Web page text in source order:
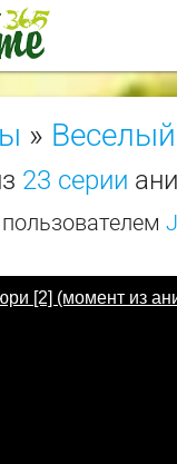
»
23 серии